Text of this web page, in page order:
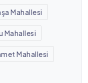
Mahallesi
Mahallesi
Mahallesi